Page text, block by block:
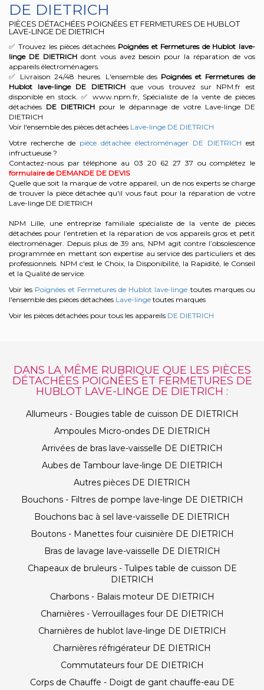
DE DIETRICH
PIÈCES DÉTACHÉES POIGNÉES ET FERMETURES DE HUBLOT
LAVE-LINGE DE DIETRICH
✅ Trouvez les pièces détachées Poignées et Fermetures de Hublot lave-
linge DE DIETRICHdont vous avez besoin pour la réparation de vos
appareils électroménagers.
✅ Livraison 24/48 heures. L'ensemble des Poignées et Fermetures de
Hublot lave-linge
DE DIETRICH que vous trouvez sur NPM.fr est
disponible en stock. ✅ www.npm.fr, Spécialiste de la vente de pièces
détachées DE DIETRICH pour le dépannage de votre Lave-linge DE
DIETRICH
Voir l'ensemble des pièces détachées Lave-linge DE DIETRICH
Votre recherche de pièce détachée électroménager DE DIETRICH est
infructueuse ?
Contactez-nous par téléphone au 03 20 62 27 37 ou complétez le
formulaire de DEMANDE DE DEVIS
Quelle que soit la marque de votre appareil, un de nos experts se charge
de trouver la pièce détachée qu'il vous faut pour la réparation de votre
Lave-linge DE DIETRICH
NPM Lille, une entreprise familiale spécialiste de la vente de pièces
détachées pour l’entretien et la réparation de vos appareils gros et petit
électroménager. Depuis plus de 39 ans, NPM agit contre l’obsolescence
programmée en mettant son expertise au service des particuliers et des
professionnels. NPM c'est le Choix, la Disponibilité, la Rapidité, le Conseil
et la Qualité de service.
Voir les Poignées et Fermetures de Hublot lave-linge toutes marques ou
l'ensemble des pièces détachées Lave-linge toutes marques
Voir les pièces détachées pour tous les appareils DE DIETRICH
DANS LA MÊME RUBRIQUE QUE LES PIÈCES
DÉTACHÉES POIGNÉES ET FERMETURES DE
HUBLOT LAVE-LINGE DE DIETRICH :
Allumeurs - Bougies table de cuisson DE DIETRICH
Ampoules Micro-ondes DE DIETRICH
Arrivées de bras lave-vaisselle DE DIETRICH
Aubes de Tambour lave-linge DE DIETRICH
Autres pièces DE DIETRICH
Bouchons - Filtres de pompe lave-linge DE DIETRICH
Bouchons bac à sel lave-vaisselle DE DIETRICH
Boutons - Manettes four cuisinière DE DIETRICH
Bras de lavage lave-vaisselle DE DIETRICH
Chapeaux de bruleurs - Tulipes table de cuisson DE
DIETRICH
Charbons - Balais moteur DE DIETRICH
Charnières - Verrouillages four DE DIETRICH
Charnières de hublot lave-linge DE DIETRICH
Charnières réfrigérateur DE DIETRICH
Commutateurs four DE DIETRICH
Corps de Chauffe - Doigt de gant chauffe-eau DE